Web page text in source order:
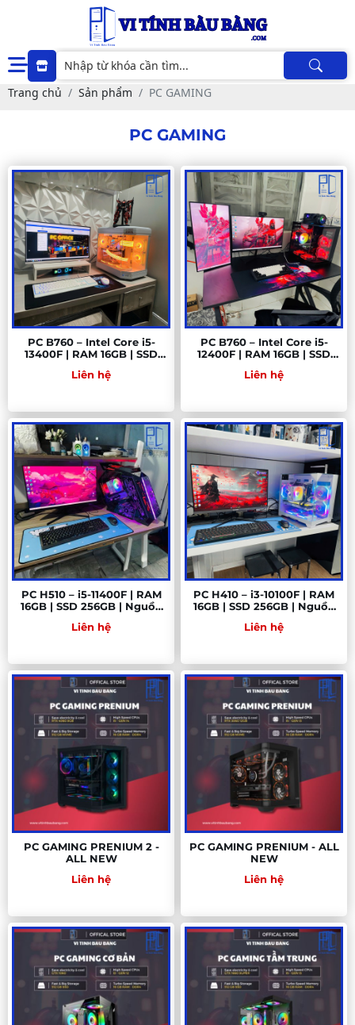
Trang chủ Sản phẩm PC GAMING
PC GAMING
PC B760 – Intel Core i5-
13400F | RAM 16GB | SSD
năng đỉnh tầm trung 2025
Liên hệ
PC B760 – Intel Core i5-
12400F | RAM 16GB | SSD
Hiệu năng mạnh mẽ cho
Liên hệ
PC H510 – i5-11400F | RAM
16GB | SSD 256GB | Nguồn
cho làm việc & gaming
Liên hệ
PC H410 – i3-10100F | RAM
16GB | SSD 256GB | Nguồn
cho làm việc & giải trí
Liên hệ
PC GAMING PRENIUM 2 -
ALL NEW
Liên hệ
PC GAMING PRENIUM - ALL
NEW
Liên hệ